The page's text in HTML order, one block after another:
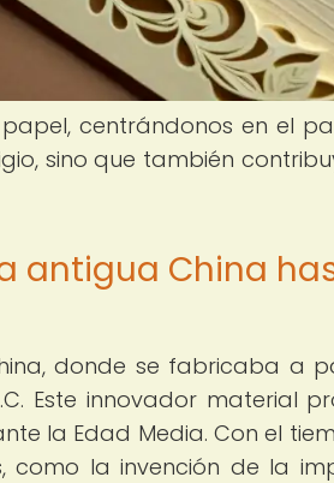
centrándonos en el
sino que también
antigua China
donde se fabricaba a
Este innovador material
la Edad Media. Con el
como la invención de la